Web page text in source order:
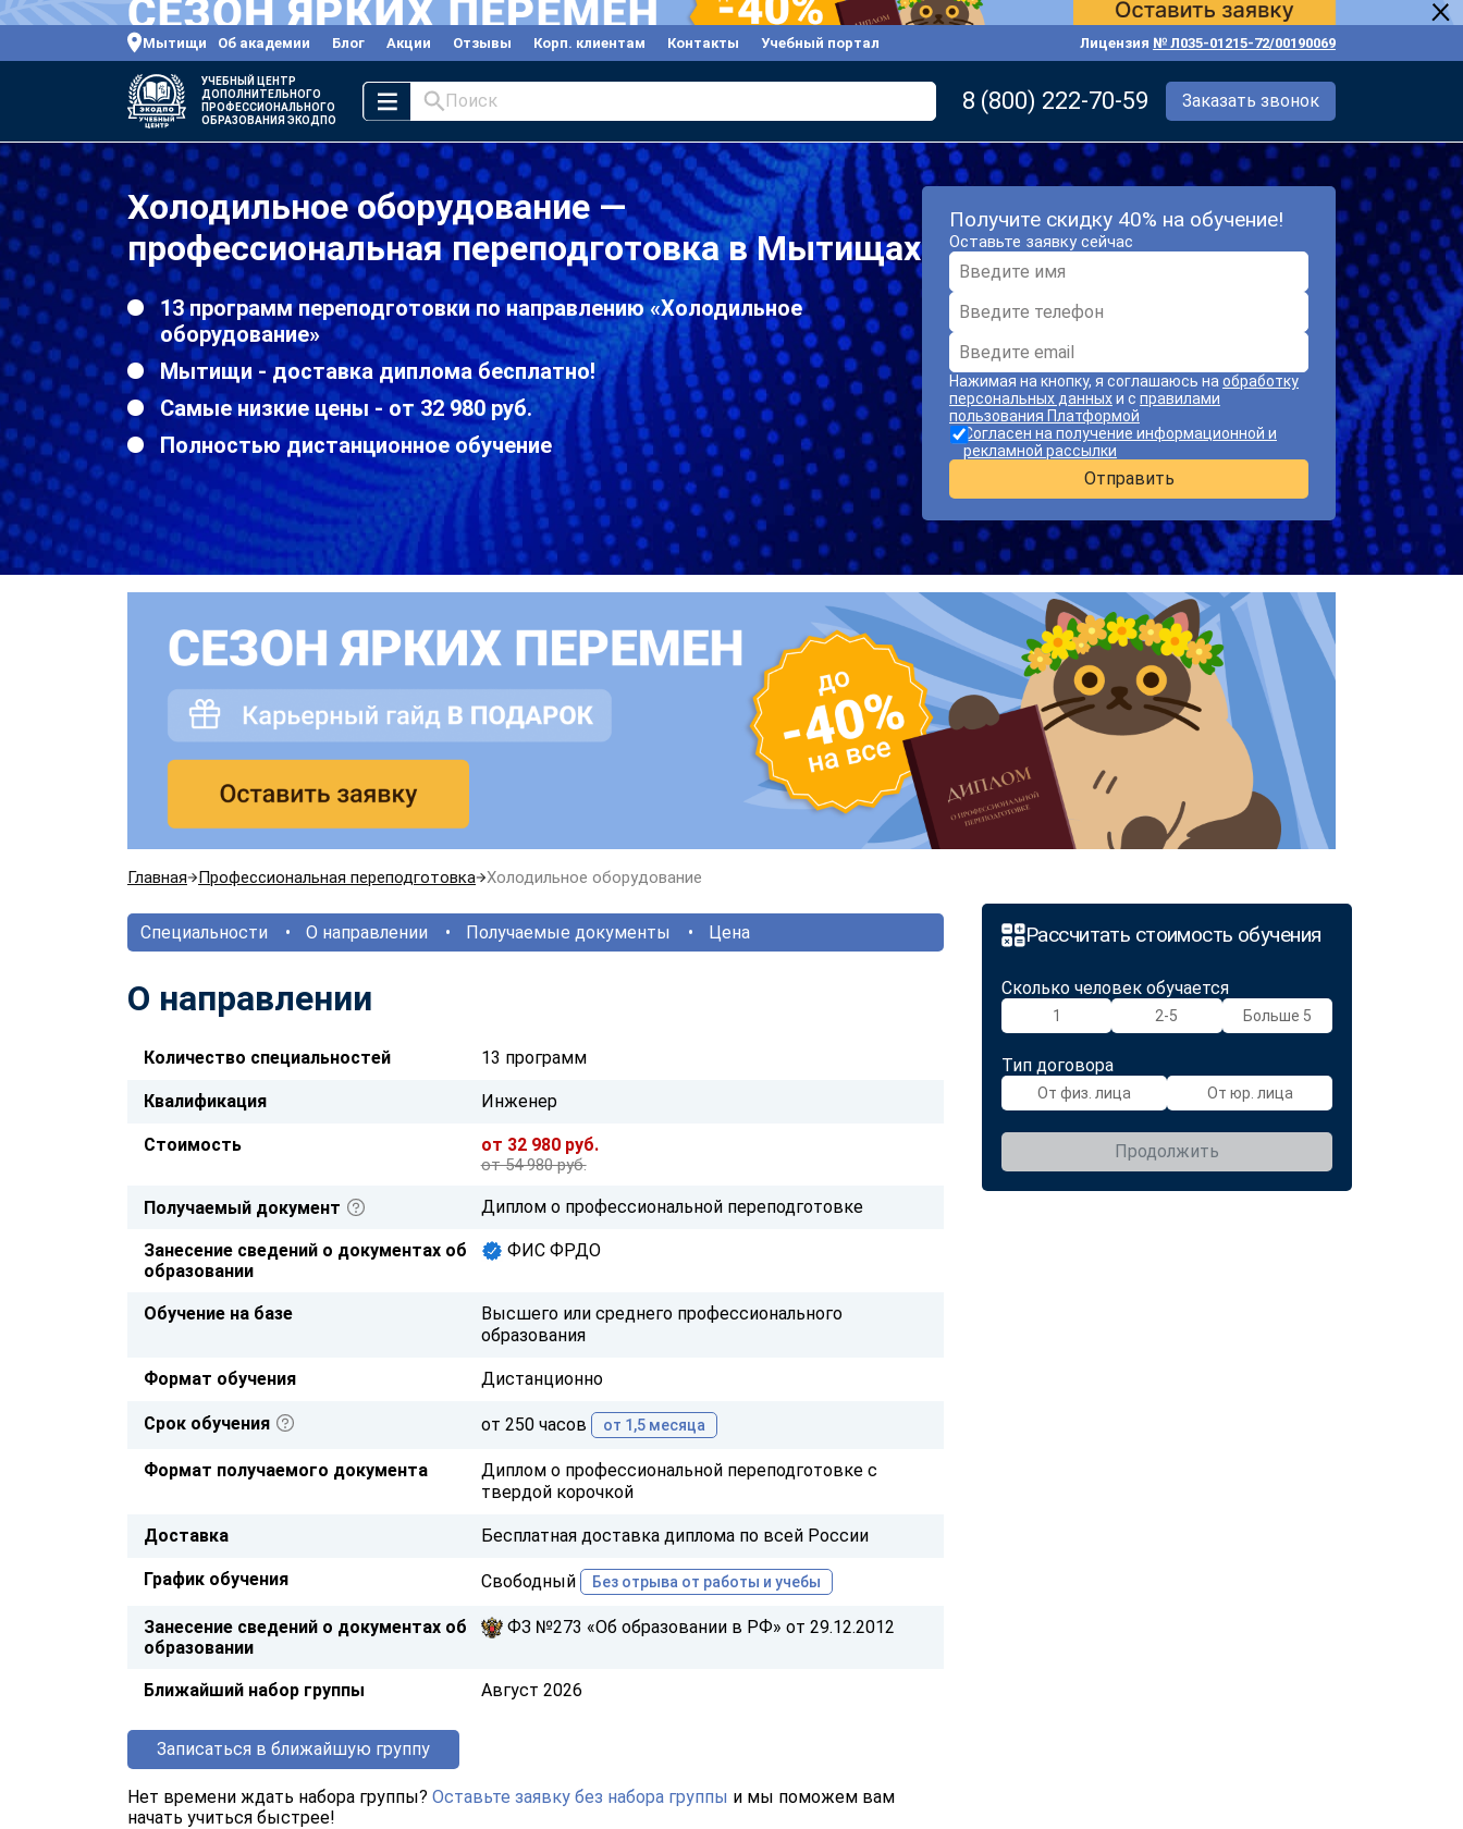
Мытищи Об академии Блог Акции Отзывы Корп. клиентам Контакты Учебный портал Лицензия № Л035-01215-72/00190069
УЧЕБНЫЙ ЦЕНТР
ДОПОЛНИТЕЛЬНОГО
ПРОФЕССИОНАЛЬНОГО
ОБРАЗОВАНИЯ ЭКОДПО
Поиск 8 (800) 222-70-59 Заказать звонок
Холодильное оборудование —
профессиональная переподготовка в Мытищах
13 программ переподготовки по направлению «Холодильное
оборудование»
Мытищи - доставка диплома бесплатно!
Самые низкие цены - от 32 980 руб.
Полностью дистанционное обучение
Получите скидку 40% на обучение!
Оставьте заявку сейчас
Нажимая на кнопку, я соглашаюсь на обработку
персональных данныхи с правилами
пользования Платформой
Согласен на получение информационной и
рекламной рассылки
Отправить
Главная Профессиональная переподготовка Холодильное оборудование
Рассчитать стоимость обучения
Сколько человек обучается
1 2-5 Больше 5
Тип договора
От физ. лица От юр. лица
Продолжить
Специальности О направлении Получаемые документы Цена
О направлении
Количество специальностей 13 программ
Квалификация Инженер
Стоимость от 32 980 руб.
от 54 980 руб.
Получаемый документ Диплом о профессиональной переподготовке
Занесение сведений о документах об
образовании
ФИС ФРДО
Обучение на базе
Высшего или среднего профессионального
образования
Формат обучения Дистанционно
Срок обучения от 250 часов от 1,5 месяца
Формат получаемого документа
Диплом о профессиональной переподготовке с
твердой корочкой
Доставка Бесплатная доставка диплома по всей России
График обучения Свободный Без отрыва от работы и учебы
Занесение сведений о документах об
образовании
ФЗ №273 «Об образовании в РФ» от 29.12.2012
Ближайший набор группы Август 2026
Записаться в ближайшую группу
Нет времени ждать набора группы? Оставьте заявку без набора группы и мы поможем вам
начать учиться быстрее!